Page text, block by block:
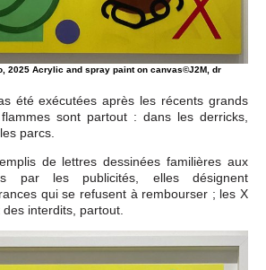
2025 Acrylic and spray paint on canvas©J2M, dr
été exécutées après les récents grands
sont partout : dans les derricks,
parcs.
de lettres dessinées familières aux
par les publicités, elles désignent
qui se refusent à rembourser ; les X
interdits, partout.